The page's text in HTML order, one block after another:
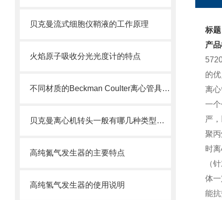
贝克曼流式细胞仪鞘液的工作原理
火焰原子吸收分光光度计的特点
不同材质的Beckman Coulter离心管具有不同的使用特性
贝克曼离心机转头一般有哪几种类型呢？
高纯氮气发生器的主要特点
高纯氢气发生器的使用说明
标
产
的
离
一
严
聚
时
（
体
能